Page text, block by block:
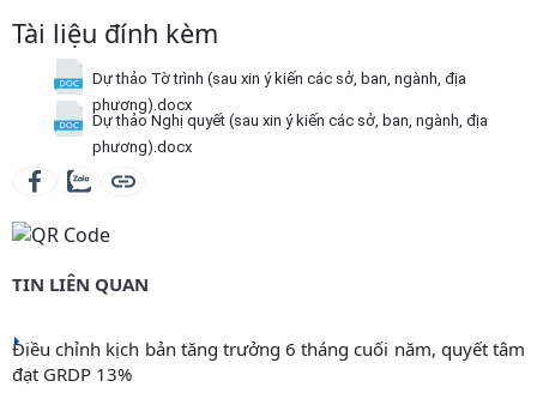
Tài liệu đính kèm
Dự thảo Tờ trình (sau xin ý kiến các sở, ban, ngành, địa
phương).docx
Dự thảo Nghị quyết (sau xin ý kiến các sở, ban, ngành, địa
phương).docx
TIN LIÊN QUAN
Điều chỉnh kịch bản tăng trưởng 6 tháng cuối năm, quyết tâm
đạt GRDP 13%